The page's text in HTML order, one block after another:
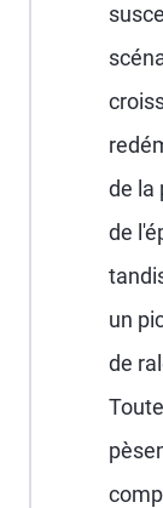
de la
de
un
de